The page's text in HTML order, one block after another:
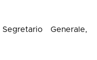
Generale,